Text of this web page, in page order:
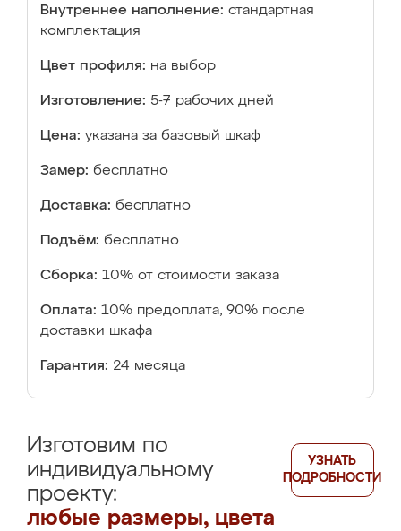
Внутреннее наполнение: стандартная
комплектация
Цвет профиля: на выбор
Изготовление: 5-7 рабочих дней
Цена: указана за базовый шкаф
Замер: бесплатно
Доставка: бесплатно
Подъём: бесплатно
Сборка: 10% от стоимости заказа
Оплата: 10% предоплата, 90% после
доставки шкафа
Гарантия: 24 месяца
Изготовим по
индивидуальному
проекту:
любые размеры, цвета
УЗНАТЬ
ПОДРОБНОСТИ